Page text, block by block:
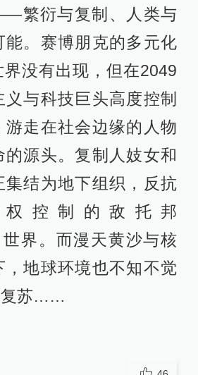
繁衍与复制、人类与
能。赛博朋克的多元化
没有出现，但在2049
与科技巨头高度控制
游走在社会边缘的人物
源头。复制人妓女和
集结为地下组织，反抗
控制的敌托邦
世界。而漫天黄沙与核
，地球环境也不知不觉
复苏……